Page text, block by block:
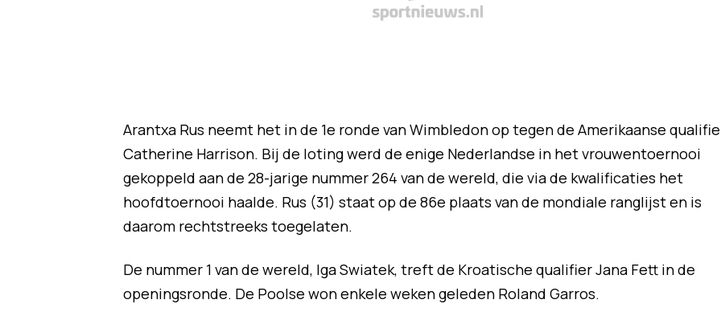
Arantxa Rus neemt het in de 1e ronde van Wimbledon op tegen de Amerikaanse
Catherine Harrison. Bij de loting werd de enige Nederlandse in het vrouwentoernooi
gekoppeld aan de 28-jarige nummer 264 van de wereld, die via de kwalificaties het
hoofdtoernooi haalde. Rus (31) staat op de 86e plaats van de mondiale ranglijst en is
daarom rechtstreeks toegelaten.
De nummer 1 van de wereld, Iga Swiatek, treft de Kroatische qualifier Jana Fett in de
openingsronde. De Poolse won enkele weken geleden Roland Garros.